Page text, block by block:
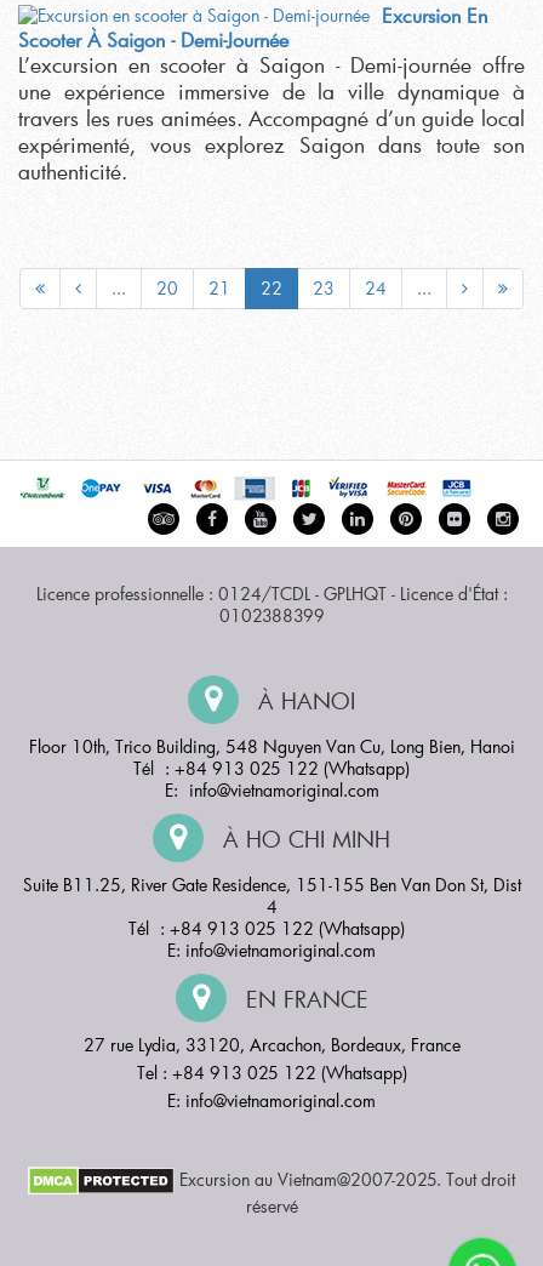
Excursion En
Scooter À Saigon - Demi-Journée
L’excursion en scooter à Saigon - Demi-journée offre
une expérience immersive de la ville dynamique à
travers les rues animées. Accompagné d’un guide local
expérimenté, vous explorez Saigon dans toute son
authenticité.
... 20 21 22 23 24 ...
Licence professionnelle : 0124/TCDL - GPLHQT - Licence d'État :
0102388399
À HANOI
Floor 10th, Trico Building, 548 Nguyen Van Cu, Long Bien, Hanoi
Tél : +84 913 025 122 (Whatsapp)
E: info@vietnamoriginal.com
À HO CHI MINH
Suite B11.25, River Gate Residence, 151-155 Ben Van Don St, Dist
4
Tél : +84 913 025 122 (Whatsapp)
E: info@vietnamoriginal.com
EN FRANCE
27 rue Lydia, 33120, Arcachon, Bordeaux, France
Tel : +84 913 025 122 (Whatsapp)
E: info@vietnamoriginal.com
Excursion au Vietnam@2007-2025. Tout droit
réservé